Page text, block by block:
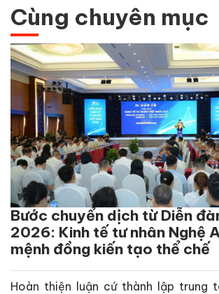
Cùng chuyên mục
Bước chuyển dịch từ Diễn
2026: Kinh tế tư nhân Nghệ
mệnh đồng kiến tạo thể chế
Hoàn thiện luận cứ thành lập trung